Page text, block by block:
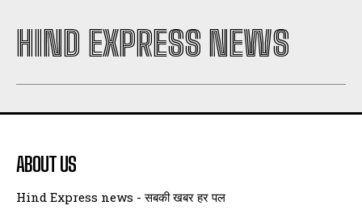
HIND EXPRESS NEWS
ABOUT US
Hind Express news - सबकी खबर हर पल